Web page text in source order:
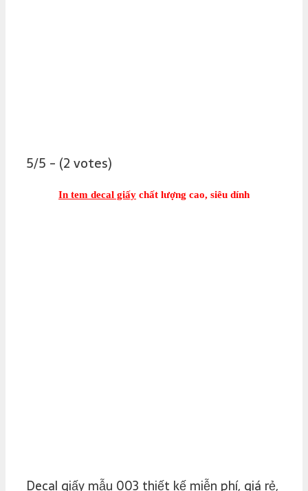
5/5 - (2 votes)
In tem decal giấy chất lượng cao, siêu dính
Decal giấy mẫu 003 thiết kế miễn phí, giá rẻ,